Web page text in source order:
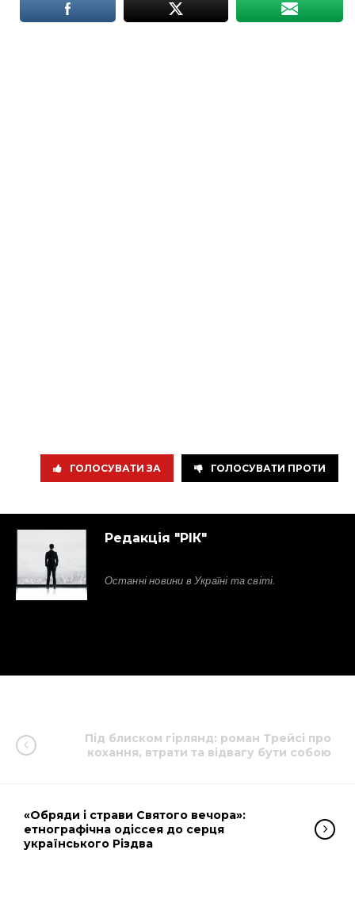
ГОЛОСУВАТИ ЗА ГОЛОСУВАТИ ПРОТИ
Редакція "РІК"
Останні новини в Україні та світі.
Під блиском гірлянд: роман Трейсі про
кохання, втрати та відвагу бути собою
«Обряди і страви Святого вечора»:
етнографічна одіссея до серця
українського Різдва